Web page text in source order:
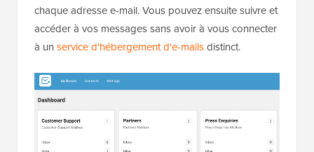
chaque adresse e-mail. Vous pouvez ensuite suivre et
accéder à vos messages sans avoir à vous connecter
à un service d'hébergement d'e-mailsdistinct.